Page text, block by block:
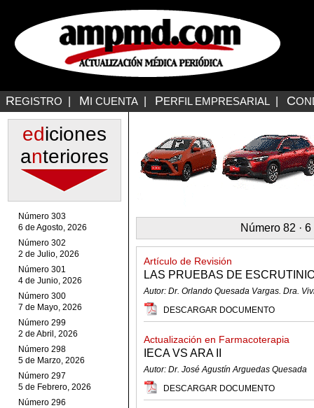
REGISTRO MI CUENTA PERFIL EMPRESARIAL C
ediciones
anteriores
Número 303
6 de Agosto, 2026
Número 302
2 de Julio, 2026
Número 301
4 de Junio, 2026
Número 300
7 de Mayo, 2026
Número 299
2 de Abril, 2026
Número 298
5 de Marzo, 2026
Número 297
5 de Febrero, 2026
Número 296
Número 82 ·
Artículo de Revisión
LAS PRUEBAS DE
Autor: Dr. Orlando Quesada Vargas. Dra.
DESCARGAR DOCUMENTO
Actualización en Farmacoterapia
IECA VS ARA II
Autor: Dr. José Agustín Arguedas Quesada
DESCARGAR DOCUMENTO